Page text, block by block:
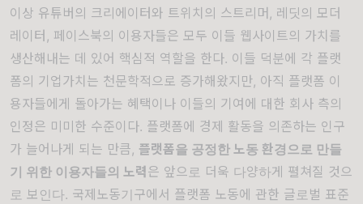
이상 유튜버의 크리에이터와 트위치의 스트리머, 레딧의 모더
레이터, 페이스북의 이용자들은 모두 이들 웹사이트의 가치를
생산해내는 데 있어 핵심적 역할을 한다. 이들 덕분에 각 플랫
폼의 기업가치는 천문학적으로 증가해왔지만, 아직 플랫폼 이
용자들에게 돌아가는 혜택이나 이들의 기여에 대한 회사 측의
인정은 미미한 수준이다. 플랫폼에 경제 활동을 의존하는 인구
가 늘어나게 되는 만큼, 플랫폼을 공정한 노동 환경으로 만들
기 위한 이용자들의 노력 은 앞으로 더욱 다양하게 펼쳐질 것으
로 보인다. 국제노동기구에서 플랫폼 노동에 관한 글로벌 표준